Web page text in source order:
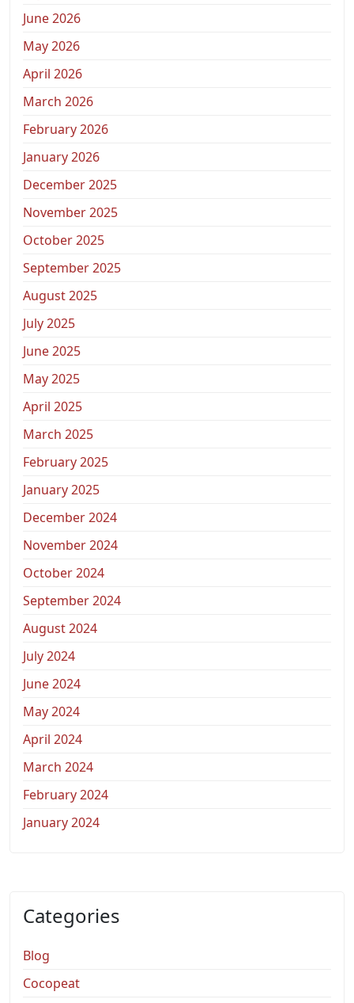
June 2026
May 2026
April 2026
March 2026
February 2026
January 2026
December 2025
November 2025
October 2025
September 2025
August 2025
July 2025
June 2025
May 2025
April 2025
March 2025
February 2025
January 2025
December 2024
November 2024
October 2024
September 2024
August 2024
July 2024
June 2024
May 2024
April 2024
March 2024
February 2024
January 2024
Categories
Blog
Cocopeat